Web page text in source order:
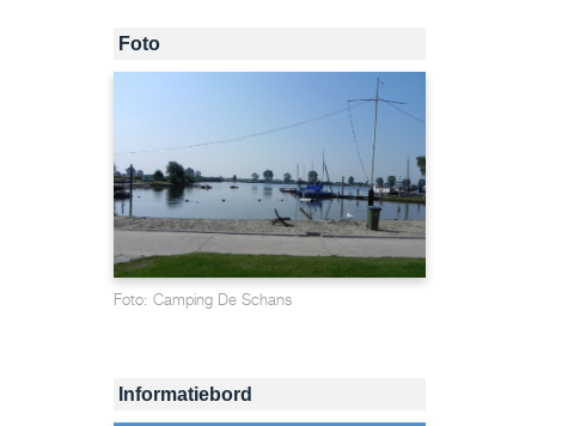
Foto
Foto: Camping De Schans
Informatiebord